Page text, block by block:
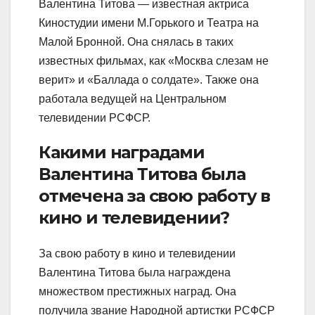
Валентина Титова — известная актриса
Киностудии имени М.Горького и Театра на
Малой Бронной. Она снялась в таких
известных фильмах, как «Москва слезам не
верит» и «Баллада о солдате». Также она
работала ведущей на Центральном
телевидении РСФСР.
Какими наградами
Валентина Титова была
отмечена за свою работу в
кино и телевидении?
За свою работу в кино и телевидении
Валентина Титова была награждена
множеством престижных наград. Она
получила звание Народной артистки РСФСР